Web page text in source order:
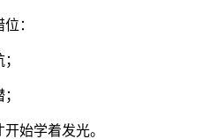
：
始学着发光。